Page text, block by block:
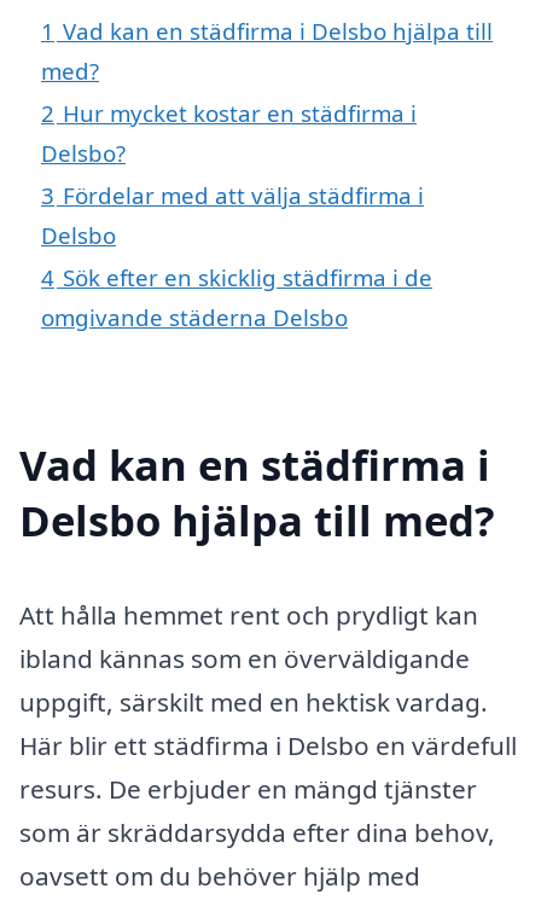
1 Vad kan en städfirma i Delsbo hjälpa till
med?
2 Hur mycket kostar en städfirma i
Delsbo?
3 Fördelar med att välja städfirma i
Delsbo
4 Sök efter en skicklig städfirma i de
omgivande städerna Delsbo
Vad kan en städfirma i
Delsbo hjälpa till med?
Att hålla hemmet rent och prydligt kan
ibland kännas som en överväldigande
uppgift, särskilt med en hektisk vardag.
Här blir ett städfirma i Delsbo en värdefull
resurs. De erbjuder en mängd tjänster
som är skräddarsydda efter dina behov,
oavsett om du behöver hjälp med